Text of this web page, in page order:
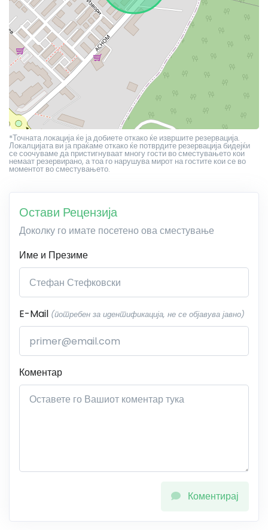
*Точната локација ќе ја добиете откако ќе извршите резервација.
Локалцијата ви ја праќаме откако ќе потврдите резервација бидејќи
се соочуваме да пристигнуваат многу гости во сместувањето кои
немаат резервирано, а тоа го нарушува мирот на гостите кои се во
моментот во сместувањето.
Остави Рецензија
Доколку го имате посетено ова сместување
Име и Презиме
E-Mail (потребен за идентификација, не се објавува јавно)
Коментар
Коментирај